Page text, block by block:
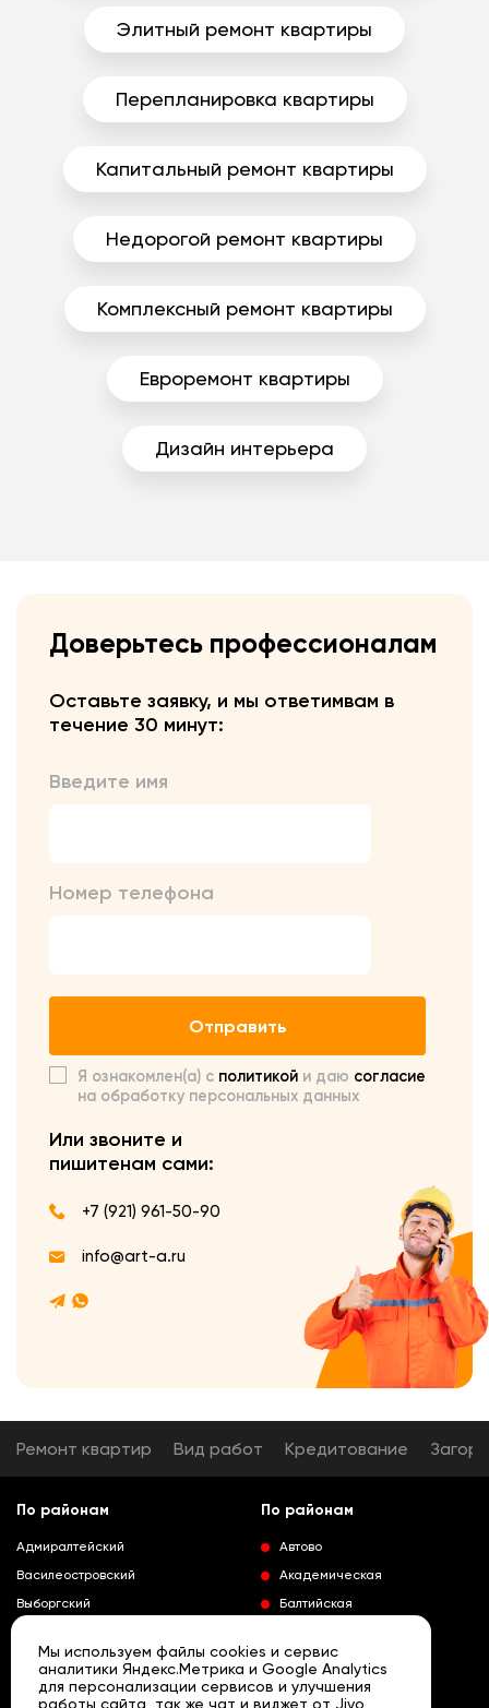
Элитный ремонт квартиры
Перепланировка квартиры
Капитальный ремонт квартиры
Недорогой ремонт квартиры
Комплексный ремонт квартиры
Евроремонт квартиры
Дизайн интерьера
Доверьтесь профессионалам
Оставьте заявку, и мы ответимвам в
течение 30 минут:
Введите имя
Номер телефона
Отправить
Я ознакомлен(а) с политикой и даю согласие
на обработку персональных данных
Или звоните и
пишитенам сами:
+7 (921) 961-50-90
info@art-a.ru
Ремонт квартир Вид работ Кредитование
По районам
Адмиралтейский
Василеостровский
Выборгский
Колпинский
Красногвардейский
По районам
Автово
Академическая
Балтийская
Выборгская
Гражданский проспект
Мы используем файлы cookies и сервис
аналитики Яндекс.Метрика и Google Analytics
для персонализации сервисов и улучшения
работы сайта, так же чат и виджет от Jivo